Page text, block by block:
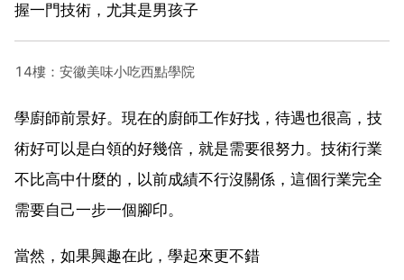
握一門技術，尤其是男孩子
14樓：安徽美味小吃西點學院
學廚師前景好。現在的廚師工作好找，待遇也很高，技
術好可以是白領的好幾倍，就是需要很努力。技術行業
不比高中什麼的，以前成績不行沒關係，這個行業完全
需要自己一步一個腳印。
當然，如果興趣在此，學起來更不錯